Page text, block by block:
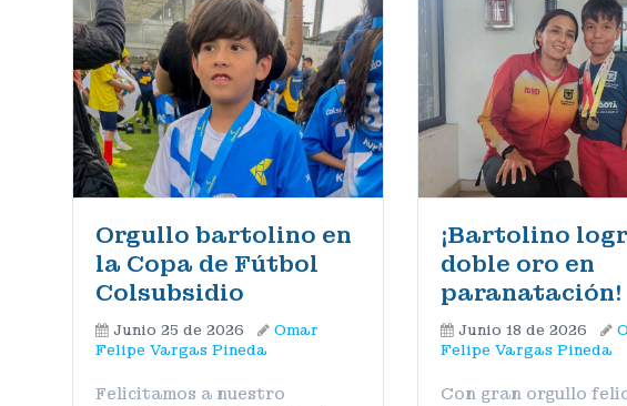
Orgullo bartolino en
la Copa de Fútbol
Colsubsidio
Junio 25 de 2026
Omar
Felipe Vargas Pineda
Felicitamos a nuestro
¡Bartolino
doble oro en
paranatación!
Junio 18 de 2026
Felipe Vargas Pineda
Con gran orgullo